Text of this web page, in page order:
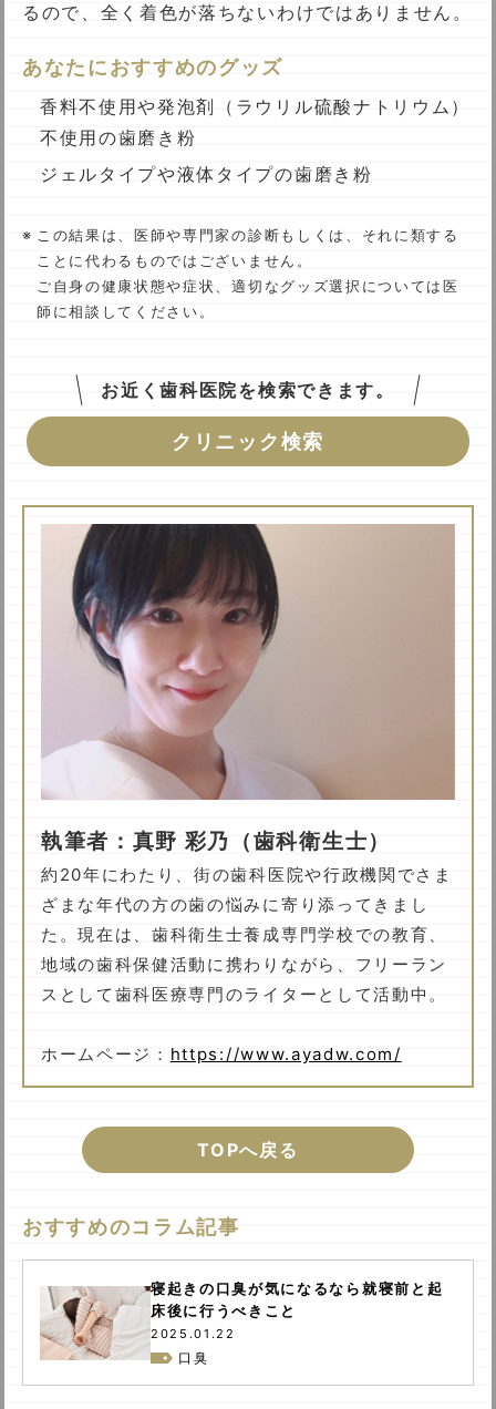
るので、全く着色が落ちないわけではありません。
あなたにおすすめのグッズ
香料不使用や発泡剤（ラウリル硫酸ナトリウム）
不使用の歯磨き粉
ジェルタイプや液体タイプの歯磨き粉
この結果は、医師や専門家の診断もしくは、それに類する
ことに代わるものではございません。
ご自身の健康状態や症状、適切なグッズ選択については医
師に相談してください。
お近く歯科医院を検索できます。
クリニック検索
執筆者：真野 彩乃（歯科衛生士）
約20年にわたり、街の歯科医院や行政機関でさま
ざまな年代の方の歯の悩みに寄り添ってきまし
た。現在は、歯科衛生士養成専門学校での教育、
地域の歯科保健活動に携わりながら、フリーラン
スとして歯科医療専門のライターとして活動中。
ホームページ： https://www.ayadw.com/
TOPへ戻る
おすすめのコラム記事
寝起きの口臭が気になるなら就寝前と起
床後に行うべきこと
2025.01.22
口臭